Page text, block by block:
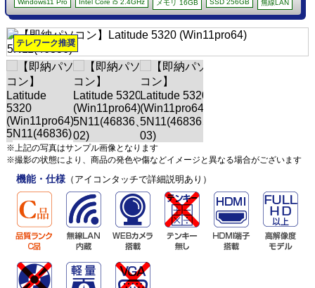
Windows11 Pro Intel Core i5 2.4GHz メモリ 16GB SSD 256GB 無線LAN
テレワーク推奨
※上記の写真はサンプル画像となります
※撮影の状態により、商品の発色や傷などイメージと異なる場合がございます
機能・仕様（アイコンタッチで詳細説明あり）